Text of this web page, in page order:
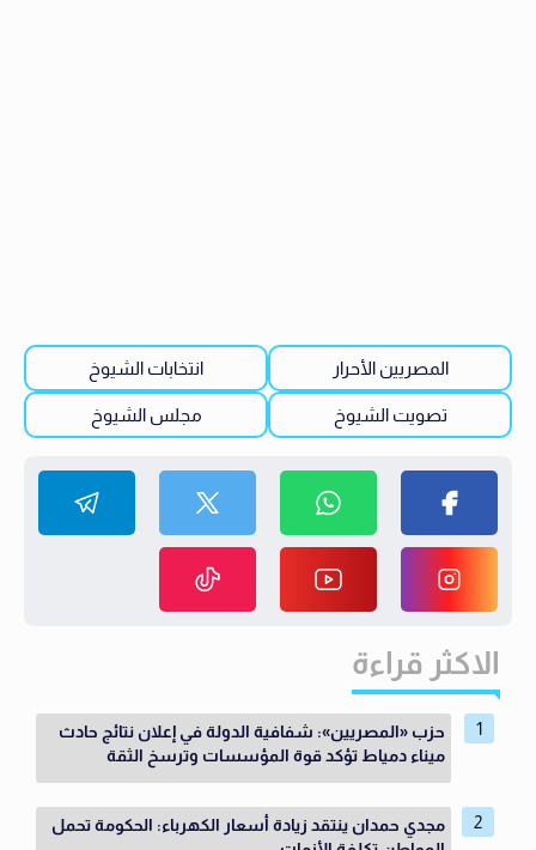
المصريين الأحرار انتخابات الشيوخ
تصويت الشيوخ مجلس الشيوخ
الاكثر قراءة
حزب «المصريين»: شفافية الدولة في إعلان نتائج حادث
ميناء دمياط تؤكد قوة المؤسسات وترسخ الثقة
مجدي حمدان ينتقد زيادة أسعار الكهرباء: الحكومة تحمل